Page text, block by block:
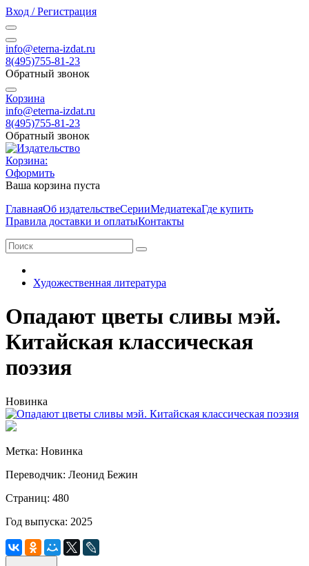
Вход / Регистрация
info@eterna-izdat.ru
8(495)755-81-23
Обратный звонок
Корзина
info@eterna-izdat.ru
8(495)755-81-23
Обратный звонок
Корзина:
Оформить
Ваша корзина пуста
ГлавнаяОб издательствеСерииМедиатекаГде купить
Правила доставки и оплатыКонтакты
Художественная литература
Опадают цветы сливы мэй.
Китайская классическая
поэзия
Новинка
Метка: Новинка
Переводчик: Леонид Бежин
Страниц: 480
Год выпуска: 2025